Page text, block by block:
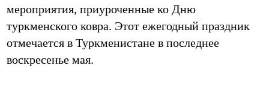
мероприятия, приуроченные ко Дню
туркменского ковра. Этот ежегодный праздник
отмечается в Туркменистане в последнее
воскресенье мая.